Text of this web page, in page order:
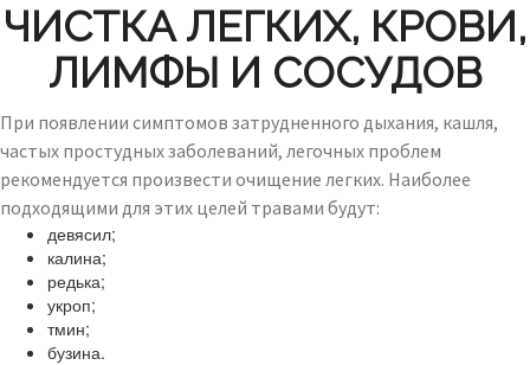
ЧИСТКА ЛЕГКИХ, КРОВИ,
ЛИМФЫ И СОСУДОВ
При появлении симптомов затрудненного дыхания, кашля,
частых простудных заболеваний, легочных проблем
рекомендуется произвести очищение легких. Наиболее
подходящими для этих целей травами будут:
девясил;
калина;
редька;
укроп;
тмин;
бузина.